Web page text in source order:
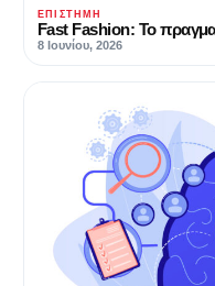
ΕΠΙΣΤΉΜΗ
Fast Fashion: Το
8 Ιουνίου, 2026